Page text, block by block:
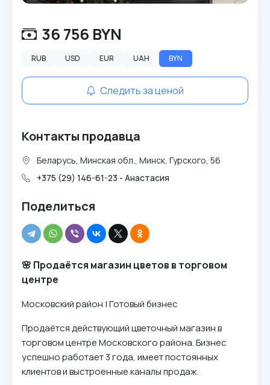
36 756 BYN
RUB USD EUR UAH BYN
Следить за ценой
Контакты продавца
Беларусь, Минская обл., Минск, Гурского, 56
+375 (29) 146-61-23 - Анастасия
Поделиться
🌸 Продаётся магазин цветов в торговом
центре
Московский район | Готовый бизнес
Продаётся действующий цветочный магазин в
торговом центре Московского района. Бизнес
успешно работает 3 года, имеет постоянных
клиентов и выстроенные каналы продаж.